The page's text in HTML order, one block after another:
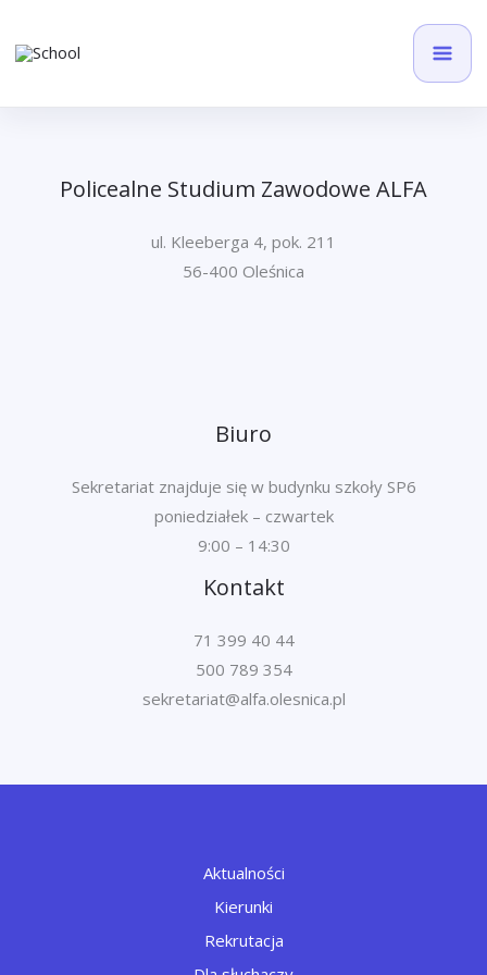
do
Policealne Studium Zawodowe ALFA
ul. Kleeberga 4, pok. 211
56-400 Oleśnica
Biuro
Sekretariat znajduje się w budynku szkoły SP6
poniedziałek – czwartek
9:00 – 14:30
Kontakt
71 399 40 44
500 789 354
Aktualności
Kierunki
Rekrutacja